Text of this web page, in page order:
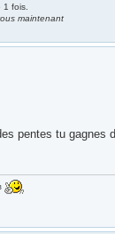
fois.
maintenant
pentes tu